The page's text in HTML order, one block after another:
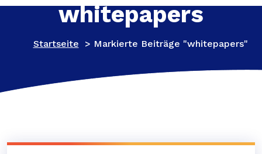
whitepapers
Startseite > Markierte Beiträge "whitepapers"